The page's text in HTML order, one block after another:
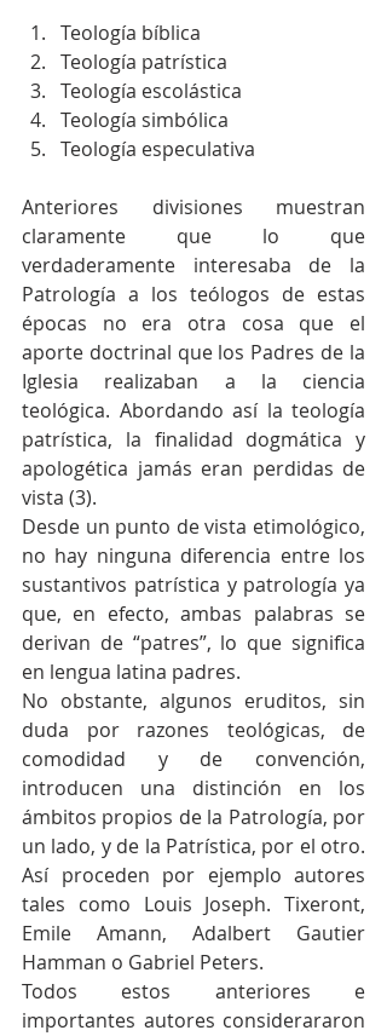
Teología bíblica
Teología patrística
Teología escolástica
Teología simbólica
Teología especulativa
Anteriores divisiones muestran
claramente que lo que
verdaderamente interesaba de la
Patrología a los teólogos de estas
épocas no era otra cosa que el
aporte doctrinal que los Padres de la
Iglesia realizaban a la ciencia
teológica. Abordando así la teología
patrística, la finalidad dogmática y
apologética jamás eran perdidas de
vista (3).
Desde un punto de vista etimológico,
no hay ninguna diferencia entre los
sustantivos patrística y patrología ya
que, en efecto, ambas palabras se
derivan de “patres”, lo que significa
en lengua latina padres.
No obstante, algunos eruditos, sin
duda por razones teológicas, de
comodidad y de convención,
introducen una distinción en los
ámbitos propios de la Patrología, por
un lado, y de la Patrística, por el otro.
Así proceden por ejemplo autores
tales como Louis Joseph. Tixeront,
Emile Amann, Adalbert Gautier
Hamman o Gabriel Peters.
Todos estos anteriores e
importantes autores considerararon